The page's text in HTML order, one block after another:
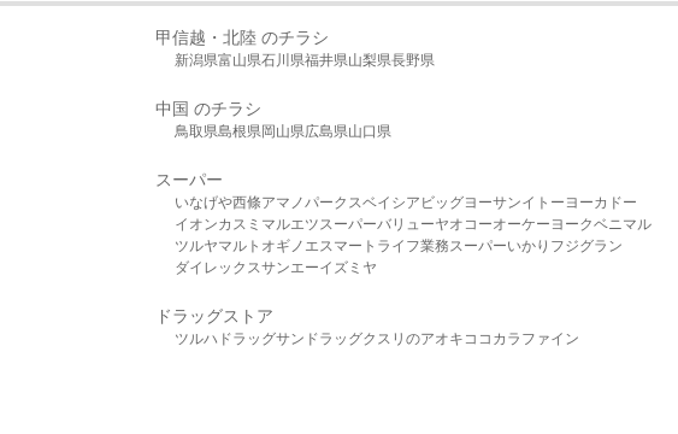
甲信越・北陸 のチラシ
新潟県富山県石川県福井県山梨県長野県
中国 のチラシ
鳥取県島根県岡山県広島県山口県
スーパー
いなげや西條アマノパークスベイシア ビッグヨーサンイトーヨーカドー
イオンカスミ マルエツスーパーバリューヤオコーオーケー ヨークベニマル
ツルヤマルト オギノ エスマート ライフ業務スーパーいかり フジグラン
ダイレックスサンエーイズミヤ
ドラッグストア
ツルハドラッグサンドラッグクスリのアオキ ココカラファイン